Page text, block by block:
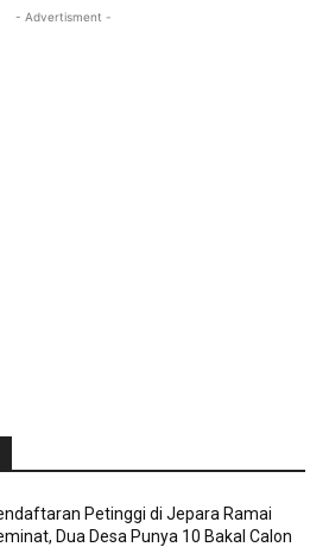
- Advertisment -
Petinggi di Jepara Ramai
Dua Desa Punya 10 Bakal Calon